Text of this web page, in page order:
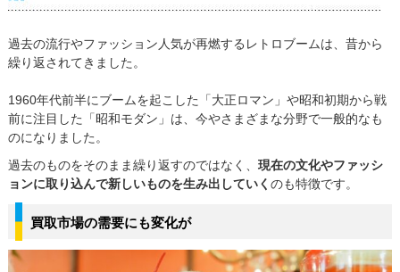
過去の流行やファッション人気が再燃するレトロブームは、昔から
繰り返されてきました。
1960年代前半にブームを起こした「大正ロマン」や昭和初期から戦
前に注目した「昭和モダン」は、今やさまざまな分野で一般的なも
のになりました。
過去のものをそのまま繰り返すのではなく、 現在の文化やファッシ
ョンに取り込んで新しいものを生み出していく のも特徴です。
買取市場の需要にも変化が